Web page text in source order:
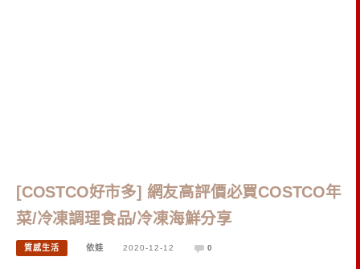
[COSTCO好市多] 網友高評價必買COSTCO年
菜/冷凍調理食品/冷凍海鮮分享
質感生活 依娃 2020-12-12 0